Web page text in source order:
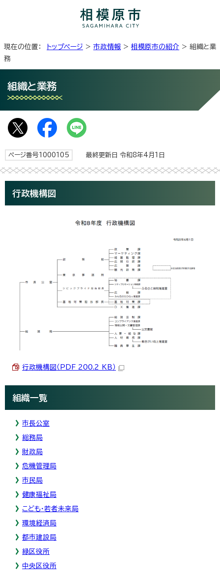
現在の位置： トップページ > 市政情報 > 相模原市の紹介 > 組織と業
務
組織と業務
ページ番号1000105 最終更新日 令和8年4月1日
行政機構図
行政機構図（PDF 200.2 KB）
組織一覧
市長公室
総務局
財政局
危機管理局
市民局
健康福祉局
こども・若者未来局
環境経済局
都市建設局
緑区役所
中央区役所